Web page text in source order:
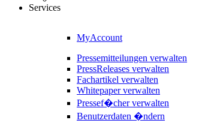
Services
MyAccount
Pressemitteilungen verwalten
PressReleases verwalten
Fachartikel verwalten
Whitepaper verwalten
Pressef�cher verwalten
Benutzerdaten �ndern